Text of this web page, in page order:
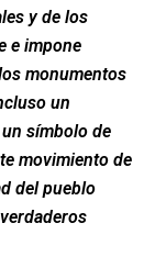
y de los
e impone
monumentos
un
símbolo de
movimiento de
del pueblo